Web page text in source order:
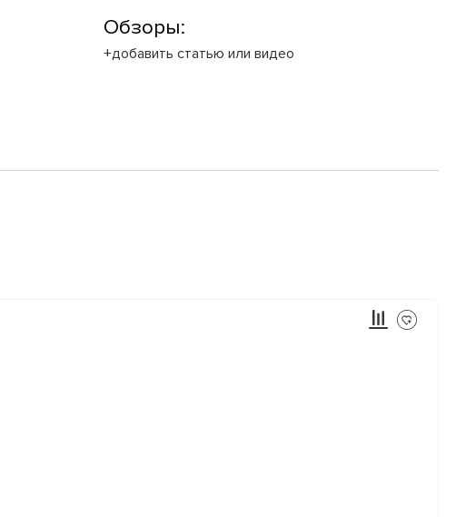
Обзоры:
+добавить статью или видео